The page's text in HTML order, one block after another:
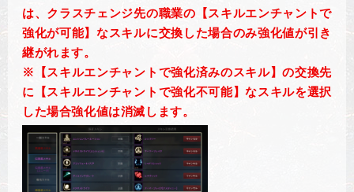
は、クラスチェンジ先の職業の【スキルエンチャントで
強化が可能】なスキルに交換した場合のみ強化値が引き
継がれます。
※【スキルエンチャントで強化済みのスキル】の交換先
に【スキルエンチャントで強化不可能】なスキルを選択
した場合強化値は消滅します。